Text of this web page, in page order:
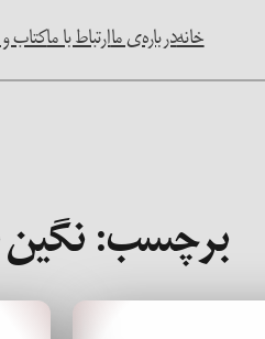
خانهدرباره‌ی ماارتباط با ماکتاب
برچسب: